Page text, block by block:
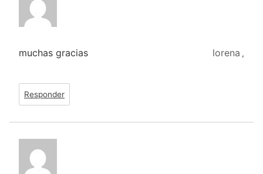
lorena ,
muchas gracias
Responder